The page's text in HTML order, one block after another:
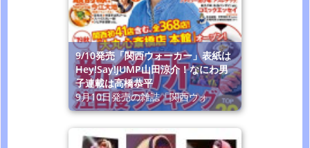
9/10発売「関西ウォーカー」表紙は
Hey!Say!JUMP山田涼介！なにわ男
子連載は高橋恭平
9月10日発売の雑誌「関西ウォ